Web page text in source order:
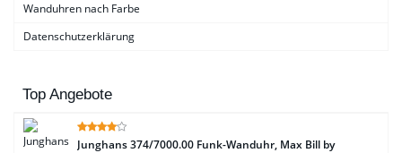
Wanduhren nach Farbe
Datenschutzerklärung
Top Angebote
Junghans 374/7000.00 Funk-Wanduhr, Max Bill by